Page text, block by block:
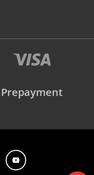
Prepayment